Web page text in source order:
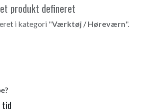
produkt defineret
i kategori "Værktøj / Høreværn".
tid